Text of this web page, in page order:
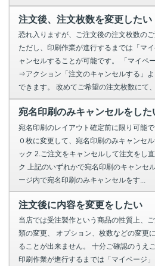
注文後、注文枚数を変更したい
恐れ入りますが、ご注文後の注文枚数のご
ただし、印刷作業が進行するまでは「マ
ャンセルすることが可能です。 「マイペ
⇒アクション「注文のキャンセルする」
できます。 改めてご希望の注文枚数にて
宛名印刷のみキャンセルをした
宛名印刷のレイアウト確定前に限り可能
０枚に変更して、宛名印刷のみキャンセ
ック 2.ご注文をキャンセルして注文をし
ク 上記のいずれかで宛名印刷のキャンセ
ージ内で宛名印刷のみキャンセルをす...
注文後に内容を変更をしたい
当店では受注製作という商品の性質上、
類の変更、 オプション、枚数などの変更
ることが出来ません。 十分ご確認のうえ
印刷作業が進行するまでは「マイページ